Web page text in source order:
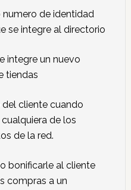
de identidad
se integre al directorio
integre un nuevo
tiendas
cliente cuando
de los
de la red.
bonificarle al cliente
compras a un